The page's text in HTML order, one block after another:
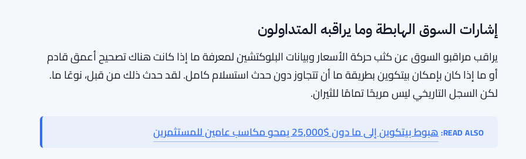
المدى القصير.
من غير الواضح بالضبط أي مجموعة من الحائزين تجلس على أكبر الخسائر غير المحققة الآن. لم يتم تقديم
تفصيل محدد. ولكن القلق الأوسع هو بسيط إلى حد ما: لا يزال هناك جزء كبير من السوق اشترى بأسعار أعلى
ولم يبع بعد. عندما — أو إذا — فعلوا ذلك، فهذا هو الوقت الذي يمكن أن ترتفع فيه الخسائر المحققة